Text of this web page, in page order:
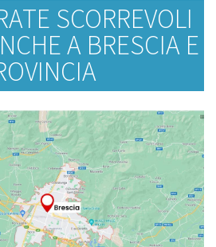
SCORREVOLI
A BRESCIA E